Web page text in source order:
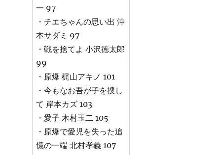
一 97
・チエちゃんの思い出 沖
本サダミ 97
・戦を捨てよ 小沢徳太郎
99
・原爆 梶山アキノ 101
・今もなお吾が子を捜し
て 岸本カズ 103
・愛子 木村玉二 105
・原爆で愛児を失った追
憶の一端 北村孝義 107